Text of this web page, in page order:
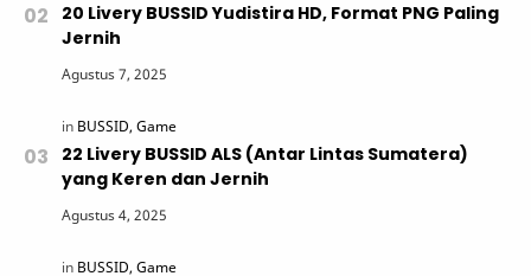
20 Livery BUSSID Yudistira HD, Format PNG Paling
Jernih
22 Livery BUSSID ALS (Antar Lintas Sumatera)
yang Keren dan Jernih